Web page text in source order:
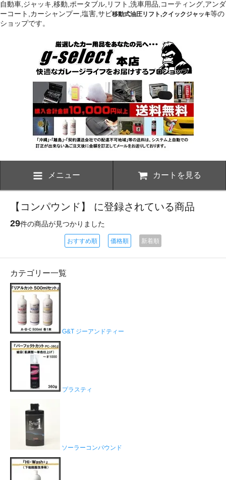
自動車,ジャッキ,移動,ポータブル,リフト,洗車用品,コーティング,アンダ
ーコート,カーシャンプー,塩害,サビ移動式油圧リフト,クイックジャッキ等の
ショップです。
メニュー カートを見る
【コンパウンド】 に登録されている商品
29件の商品が見つかりました
おすすめ順 価格順 新着順
カテゴリー一覧
G&T ジーアンドティー
プラスティ
ソーラーコンパウンド